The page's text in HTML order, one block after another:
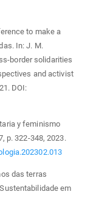
to make a
In: J. M.
border solidarities
and activist
DOI:
y feminismo
p. 322-348, 2023.
das terras
em